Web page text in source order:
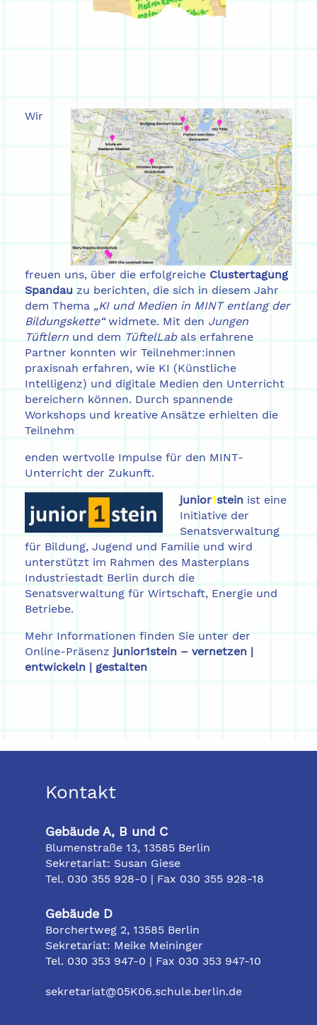
Wir
freuen uns, über die erfolgreiche Clustertagung
Spandau zu berichten, die sich in diesem Jahr
dem Thema „KI und Medien in MINT entlang der
Bildungskette“widmete. Mit den Jungen
Tüftlern und dem TüftelLabals erfahrene
Partner konnten wir Teilnehmer:innen
praxisnah erfahren, wie KI (Künstliche
Intelligenz) und digitale Medien den Unterricht
bereichern können. Durch spannende
Workshops und kreative Ansätze erhielten die
Teilnehm
enden wertvolle Impulse für den MINT-
Unterricht der Zukunft.
junior1stein ist eine
Initiative der
Senatsverwaltung
für Bildung, Jugend und Familie und wird
unterstützt im Rahmen des Masterplans
Industriestadt Berlin durch die
Senatsverwaltung für Wirtschaft, Energie und
Betriebe.
Mehr Informationen finden Sie unter der
Online-Präsenz junior1stein – vernetzen |
entwickeln | gestalten
Kontakt
Gebäude A, B und C
Blumenstraße 13, 13585 Berlin
Sekretariat: Susan Giese
Tel. 030 355 928-0 | Fax 030 355 928-18
Gebäude D
Borchertweg 2, 13585 Berlin
Sekretariat: Meike Meininger
Tel. 030 353 947-0 | Fax 030 353 947-10
sekretariat@05K06.schule.berlin.de